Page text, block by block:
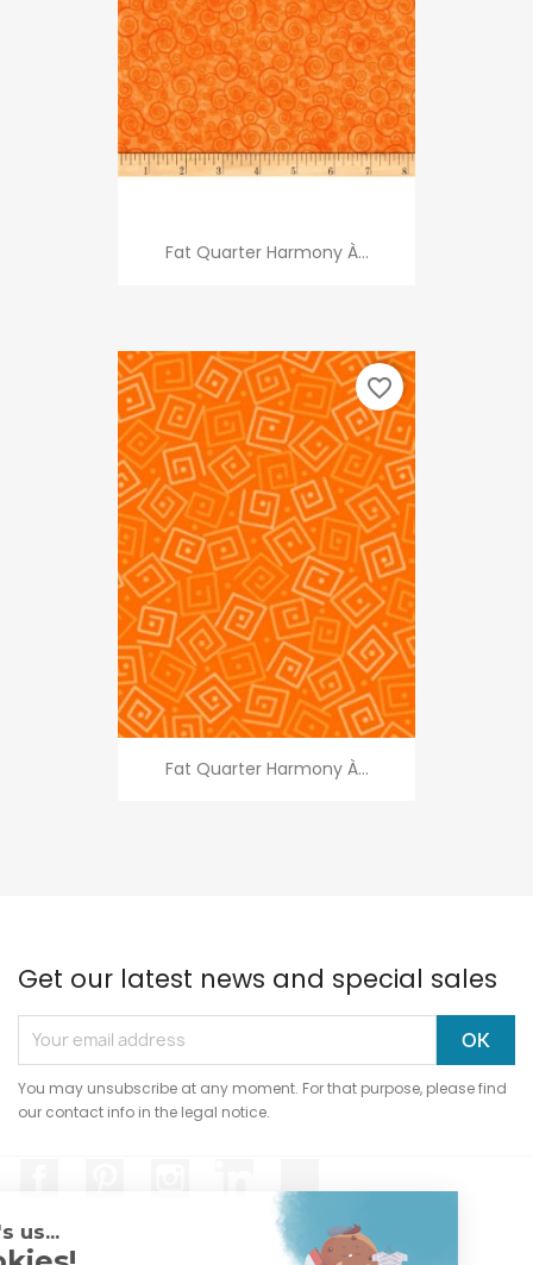
Fat Quarter Harmony À...
Fat Quarter Harmony À...
favorite_border
Get our latest news and special sales
You may unsubscribe at any moment. For that purpose, please find
our contact info in the legal notice.
Hi, it's us...